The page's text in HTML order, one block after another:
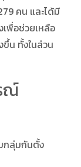
คน และได้มี
พื่อช่วยเหลือ
น ทั้งในส่วน
ณ์
กลุ่มกันตั้ง